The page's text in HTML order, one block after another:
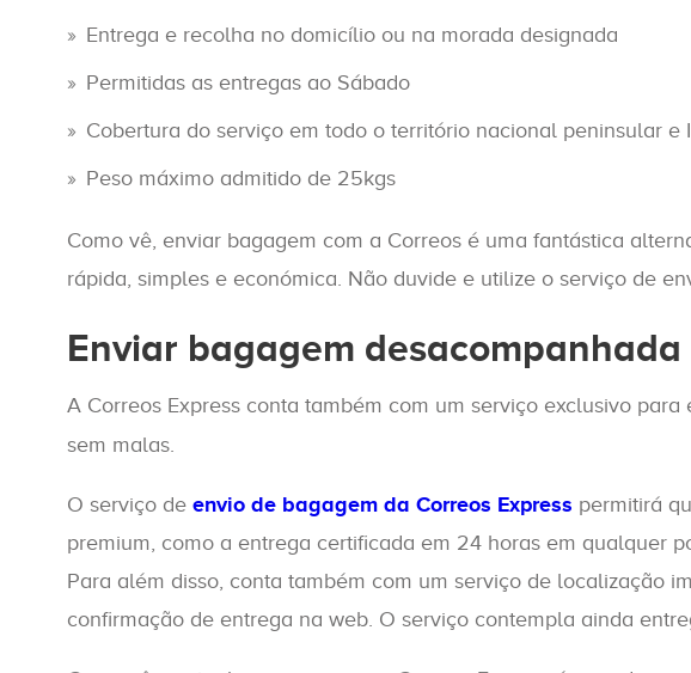
Entrega e recolha no domicílio ou na morada designada
Permitidas as entregas ao Sábado
Cobertura do serviço em todo o território nacional peninsular e
Peso máximo admitido de 25kgs
Como vê, enviar bagagem com a Correos é uma fantástica
rápida, simples e económica. Não duvide e utilize o serviço de
Enviar bagagem desacompanhada
A Correos Express conta também com um serviço exclusivo para
sem malas.
O serviço de envio de bagagem da Correos Express permitirá
premium, como a entrega certificada em 24 horas em qualquer
Para além disso, conta também com um serviço de localização
confirmação de entrega na web. O serviço contempla ainda